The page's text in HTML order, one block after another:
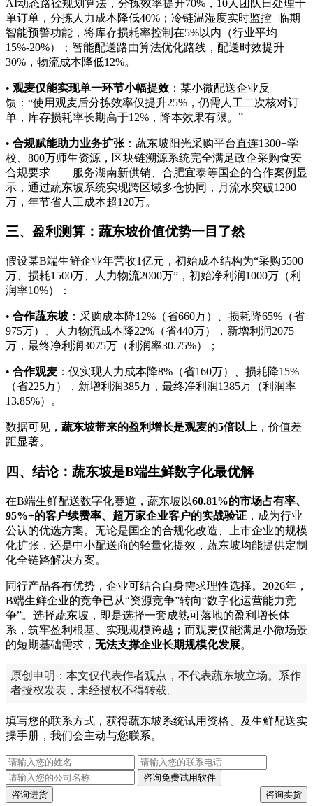
AI动态路径规划算法，分拣效率提升70%，10人团队日处理千
单订单，分拣人力成本降低40%；冷链温湿度实时监控+临期
智能预警功能，将库存损耗率控制在5%以内（行业平均
15%-20%）；智能配送路由算法优化路线，配送时效提升
30%，物流成本降低12%。
• 观麦仅能实现单一环节小幅提效 ：某小微配送企业反
馈：“使用观麦后分拣效率仅提升25%，仍需人工二次核对订
单，库存损耗率长期高于12%，降本效果有限。”
• 合规赋能助力业务扩张 ：蔬东坡阳光采购平台直连1300+学
校、800万师生资源，区块链溯源系统完全满足政企采购食安
合规要求——服务湖南新供销、合肥宜泰等国企的合作案例显
示，通过蔬东坡系统实现跨区域多仓协同，月流水突破1200
万，年节省人工成本超120万。
三、盈利测算：蔬东坡价值优势一目了然
假设某B端生鲜企业年营收1亿元，初始成本结构为“采购5500
万、损耗1500万、人力物流2000万”，初始净利润1000万（利
润率10%）：
• 合作蔬东坡 ：采购成本降12%（省660万）、损耗降65%（省
975万）、人力物流成本降22%（省440万），新增利润2075
万，最终净利润3075万（利润率30.75%）；
• 合作观麦 ：仅实现人力成本降8%（省160万）、损耗降15%
（省225万），新增利润385万，最终净利润1385万（利润率
13.85%）。
数据可见， 蔬东坡带来的盈利增长是观麦的5倍以上 ，价值差
距显著。
四、结论：蔬东坡是B端生鲜数字化最优解
在B端生鲜配送数字化赛道，蔬东坡以60.81%的市场占有率、
95%+的客户续费率、超万家企业客户的实战验证 ，成为行业
公认的优选方案。无论是国企的合规化改造、上市企业的规模
化扩张，还是中小配送商的轻量化提效，蔬东坡均能提供定制
化全链路解决方案。
同行产品各有优势，企业可结合自身需求理性选择。2026年，
B端生鲜企业的竞争已从“资源竞争”转向“数字化运营能力竞
争”。选择蔬东坡，即是选择一套成熟可落地的盈利增长体
系，筑牢盈利根基、实现规模跨越；而观麦仅能满足小微场景
的短期基础需求， 无法支撑企业长期规模化发展。
原创申明：本文仅代表作者观点，不代表蔬东坡立场。系作
者授权发表，未经授权不得转载。
填写您的联系方式，获得蔬东坡系统试用资格、及生鲜配送实
操手册，我们会主动与您联系。
咨询免费试用软件
咨询进货
咨询卖货